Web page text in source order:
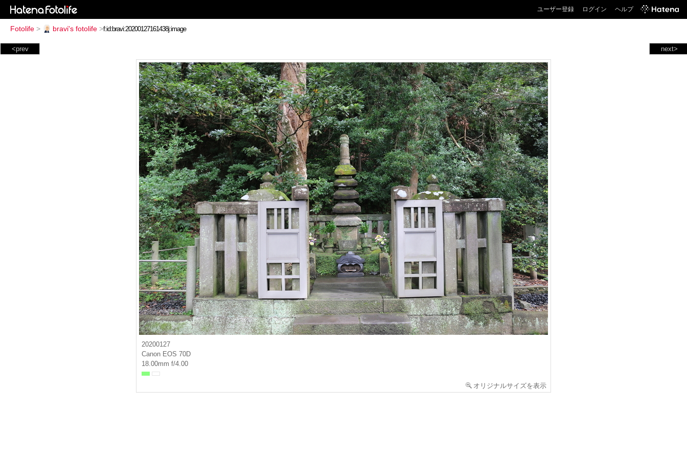
ユーザー登録 ログイン ヘルプ
Fotolife > bravi's fotolife >
next>
<prev
20200127
Canon EOS 70D
18.00mm f/4.00
オリジナルサイズを表示